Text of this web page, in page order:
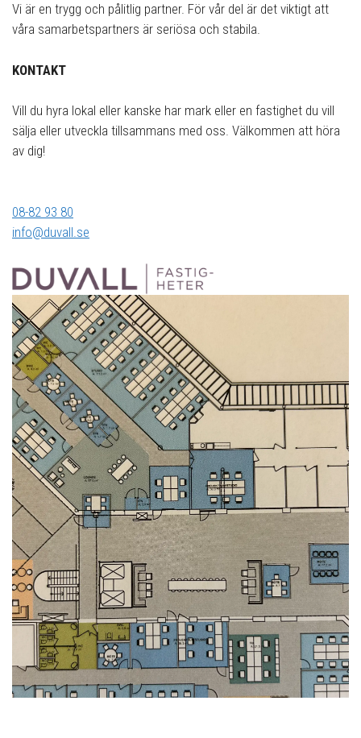
Vi är en trygg och pålitlig partner. För vår del är det viktigt att
våra samarbetspartners är seriösa och stabila.
KONTAKT
Vill du hyra lokal eller kanske har mark eller en fastighet du vill
sälja eller utveckla tillsammans med oss. Välkommen att höra
av dig!
08-82 93 80
info@duvall.se